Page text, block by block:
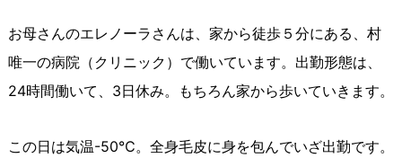
お母さんのエレノーラさんは、家から徒歩５分にある、村
唯一の病院（クリニック）で働いています。出勤形態は、
24時間働いて、3日休み。もちろん家から歩いていきます。
この日は気温-50℃。全身毛皮に身を包んでいざ出勤です。